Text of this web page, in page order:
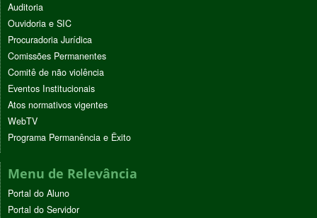
Auditoria
Ouvidoria e SIC
Procuradoria Jurídica
Comissões Permanentes
Comitê de não violência
Eventos Institucionais
Atos normativos vigentes
WebTV
Programa Permanência e Êxito
Menu de Relevância
Portal do Aluno
Portal do Servidor